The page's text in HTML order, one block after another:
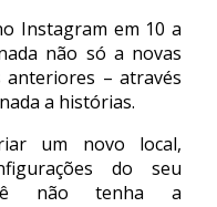
Instagram em 10 a
não só a novas
anteriores – através
a histórias.
um novo local,
do seu
não tenha a